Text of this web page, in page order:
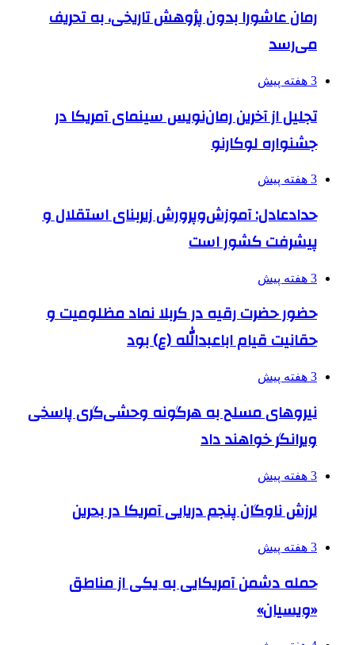
رمان عاشورا بدون پژوهش تاریخی، به تحریف
می‌رسد
3 هفته پیش
تجلیل از آخرین رمان‌نویس سینمای آمریکا در
جشنواره لوکارنو
3 هفته پیش
حدادعادل: آموزش‌وپرورش زیربنای استقلال و
پیشرفت کشور است
3 هفته پیش
حضور حضرت رقیه در کربلا نماد مظلومیت و
حقانیت قیام اباعبدالله (ع) بود
3 هفته پیش
نیروهای مسلح به هرگونه وحشی‌گری پاسخی
ویرانگر خواهند داد
3 هفته پیش
لرزش ناوگان پنجم دریایی آمریکا در بحرین
3 هفته پیش
حمله دشمن آمریکایی به یکی از مناطق
«ویسیان»